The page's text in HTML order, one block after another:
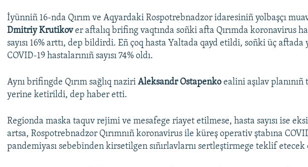
İyünniñ 16-nda Qırım ve Aqyardaki Rospotrebnadzor idaresiniñ yolbaşçı
Dmitriy Krutikover aftalıq brifing vaqtında soñki afta Qırımda koronavirus
sayısı 16% arttı, dep bildirdi. Eñ çoq hasta Yaltada qayd etildi, soñki üç aftada
COVID-19 hastalarınıñ sayısı 74% oldı.
Aynı brifingde Qırım sağlıq naziriAleksandr Ostapenkoealini aşılav planınıñ
yerine ketirildi, dep haber etti.
Regionda maska taquv rejimi ve mesafege riayet etilmese, hasta sayısı ise
artsa, Rospotrebnadzor Qırımnıñ koronavirus ile küreş operativ ştabına
pandemiyası sebebinden kirsetilgen sıñırlavlarnı sertleştirmege teklif etecek